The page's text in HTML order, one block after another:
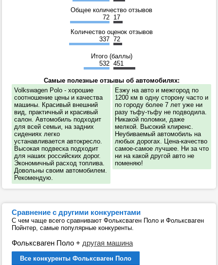
Общее количество отзывов
72 17
Количество оценок отзывов
337 72
Итого (баллы)
532 451
Самые полезные отзывы об автомобилях:
Volkswagen Polo - хорошие
соотношение цены и качества
машины. Красивый внешний
вид, практичный и красивый
салон. Автомобиль подходит
для всей семьи, на задних
сидениях легко
устанавливается автокресло.
Высокая подвеска подходит
для наших российских дорог.
Экономичный расход топлива.
Довольны своим автомобилем.
Рекомендую.
Езжу на авто и межгород по
1200 км в одну сторону часто и
по городу более 7 лет уже ни
разу тьфу-тьфу не подводила.
Никакой поломки, даже
мелкой. Высокий клиренс.
Неубиваемый автомобиль на
любых дорогах. Цена-качество
самое-самое лучшее. Ни за что
ни на какой другой авто не
поменяю!
Сравнение с другими конкурентами
С чем чаще всего сравнивают Фольксваген Поло и Фольксваген
Пойнтер, самые популярные конкуренты.
Фольксваген Поло + другая машина
Все конкуренты Фольксваген Поло